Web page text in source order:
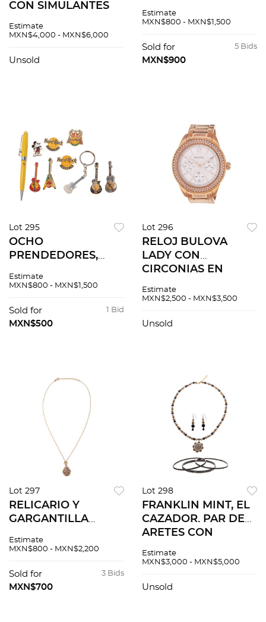
CON SIMULANTES
DE 14K Broche de
largo: 44.0 cm aprox.
Estimate
MXN$4,000 - MXN$6,000
Unsold
UNGARO Y VINTAGE
METAL BASE, Y LACA
NEGRA CON METAL
Estimate
MXN$800 - MXN$1,500
5 Bids
Sold for
MXN$900
Lot 295
OCHO
PRENDEDORES,
BOLIGRAFO
ESMALTE DE HARD
ROCK CAFE EN
1970´S Oc...
Estimate
MXN$800 - MXN$1,500
1 Bid
Sold for
MXN$500
Lot 296
RELOJ BULOVA
LADY CON
CIRCONIAS EN
Y ACABADO DE PVD
Movimiento: cuarzo.
Estimate
MXN$2,500 - MXN$3,500
Unsold
Lot 297
RELICARIO Y
GARGANTILLA
CON CIRCONIAS Y
PLATA .925 Relicario
con pasa cadena
Estimate
MXN$800 - MXN$2,200
3 Bids
Sold for
MXN$700
Lot 298
FRANKLIN MINT, EL
CAZADOR. PAR DE
ARETES CON
.925, COLLAR CON
REAL EN PLATA .925
Estimate
MXN$3,000 - MXN$5,000
Unsold